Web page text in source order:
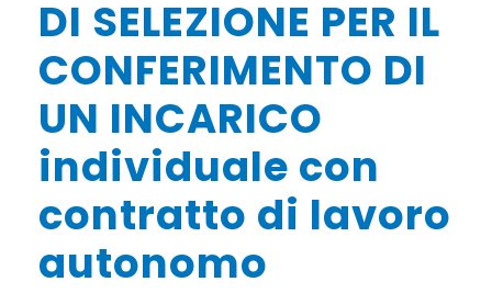
DI SELEZIONE PER IL
CONFERIMENTO DI
UN INCARICO
individuale con
contratto di lavoro
autonomo